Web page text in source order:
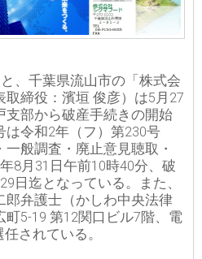
、千葉県流山市の「株式会
締役：濱垣 俊彦）は5月27
支部から破産手続きの開始
令和2年（フ）第230号
般調査・廃止意見聴取・
8月31日午前10時40分、破
日迄となっている。また、
郎弁護士（かしわ中央法律
5-19 第12関口ビル7階、電
されている。